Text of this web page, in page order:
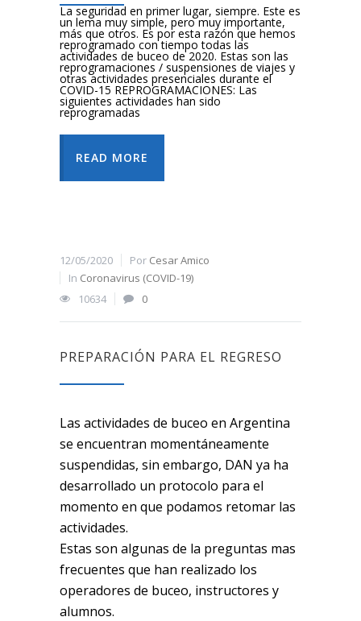
La seguridad en primer lugar, siempre. Este es
un lema muy simple, pero muy importante,
más que otros. Es por esta razón que hemos
reprogramado con tiempo todas las
actividades de buceo de 2020. Estas son las
reprogramaciones / suspensiones de viajes y
otras actividades presenciales durante el
COVID-15 REPROGRAMACIONES: Las
siguientes actividades han sido
reprogramadas
READ MORE
12/05/2020 Por Cesar Amico
In Coronavirus (COVID-19)
10634
0
PREPARACIÓN PARA EL REGRESO
Las actividades de buceo en Argentina
se encuentran momentáneamente
suspendidas, sin embargo, DAN ya ha
desarrollado un protocolo para el
momento en que podamos retomar las
actividades.
Estas son algunas de la preguntas mas
frecuentes que han realizado los
operadores de buceo, instructores y
alumnos.